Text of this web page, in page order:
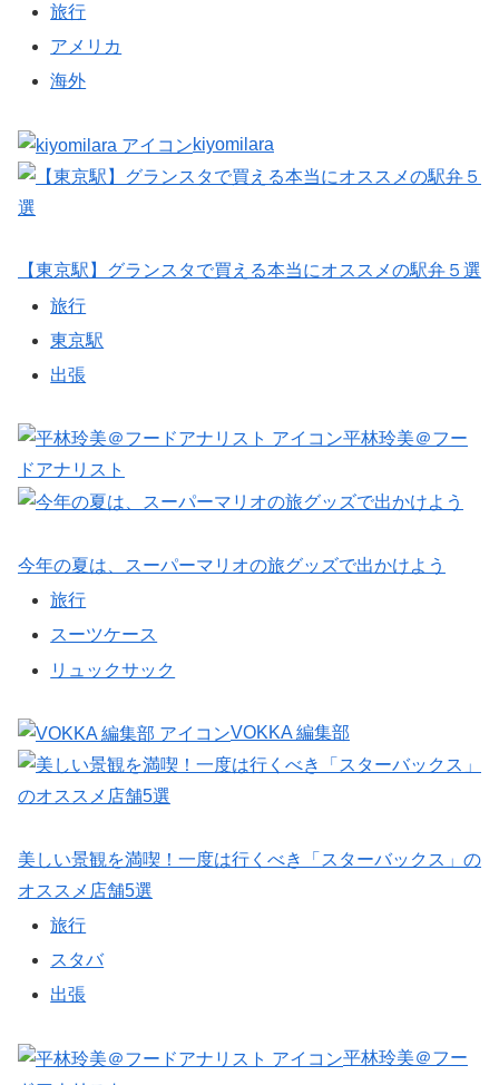
旅行
アメリカ
海外
kiyomilara
【東京駅】グランスタで買える本当にオススメの駅弁５選
旅行
東京駅
出張
平林玲美＠フー
ドアナリスト
今年の夏は、スーパーマリオの旅グッズで出かけよう
旅行
スーツケース
リュックサック
VOKKA 編集部
美しい景観を満喫！一度は行くべき「スターバックス」の
オススメ店舗5選
旅行
スタバ
出張
平林玲美＠フー